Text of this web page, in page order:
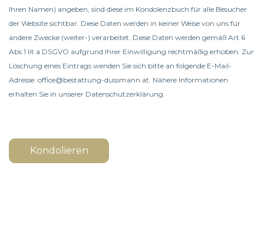
Ihren Namen) angeben, sind diese im Kondolenzbuch für alle Besucher
der Website sichtbar. Diese Daten werden in keiner Weise von uns für
andere Zwecke (weiter-) verarbeitet. Diese Daten werden gemäß Art 6
Abs 1 lit a DSGVO aufgrund Ihrer Einwilligung rechtmäßig erhoben. Zur
Löschung eines Eintrags wenden Sie sich bitte an folgende E-Mail-
Adresse: office@bestattung-dussmann.at. Nähere Informationen
erhalten Sie in unserer Datenschutzerklärung
Kondolieren